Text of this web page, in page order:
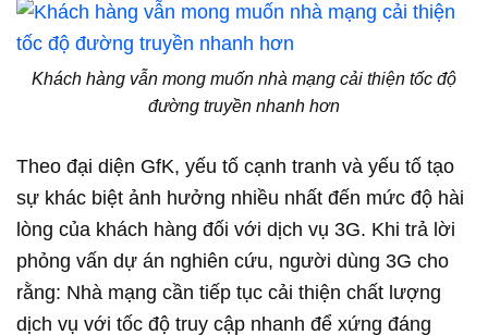
Khách hàng vẫn mong muốn nhà mạng cải thiện tốc độ
đường truyền nhanh hơn
Theo đại diện GfK, yếu tố cạnh tranh và yếu tố tạo
sự khác biệt ảnh hưởng nhiều nhất đến mức độ hài
lòng của khách hàng đối với dịch vụ 3G. Khi trả lời
phỏng vấn dự án nghiên cứu, người dùng 3G cho
rằng: Nhà mạng cần tiếp tục cải thiện chất lượng
dịch vụ với tốc độ truy cập nhanh để xứng đáng